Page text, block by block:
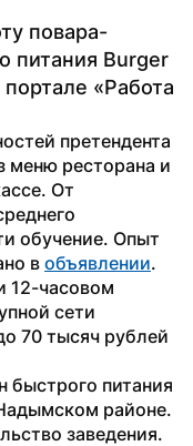
повара-
питания Burger
«Работа
претендента
меню ресторана и
От
обучение. Опыт
в объявлении.
12-часовом
сети
70 тысяч рублей
быстрого питания
районе.
заведения.